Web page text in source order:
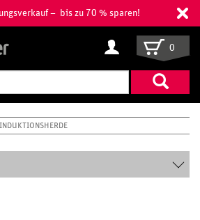
– bis zu 70 % sparen!
Suchbegriff
eingeben
0
INDUKTIONSHERDE